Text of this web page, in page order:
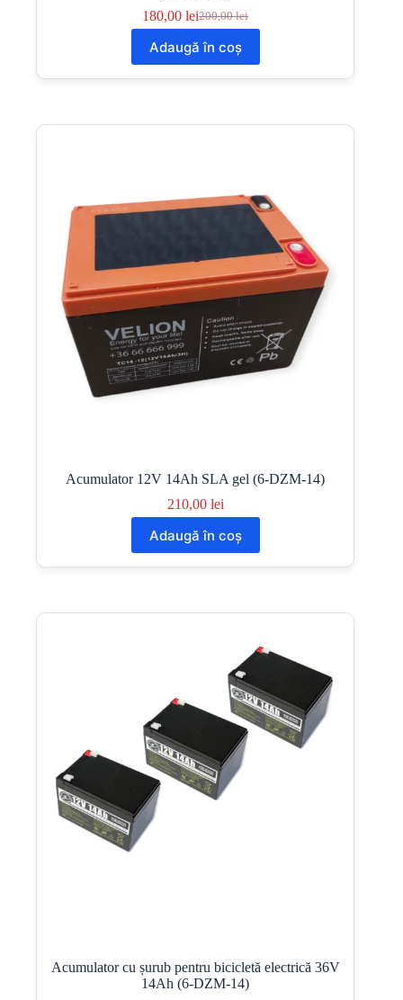
200,00lei
Prețul
inițial
a
180,00leiPrețul
curent
este:
Adaugă în coș
Acumulator 12V 14Ah SLA gel (6-DZM-14)
210,00 lei
Adaugă în coș
Acumulator cu șurub pentru bicicletă electrică 36V
14Ah (6-DZM-14)